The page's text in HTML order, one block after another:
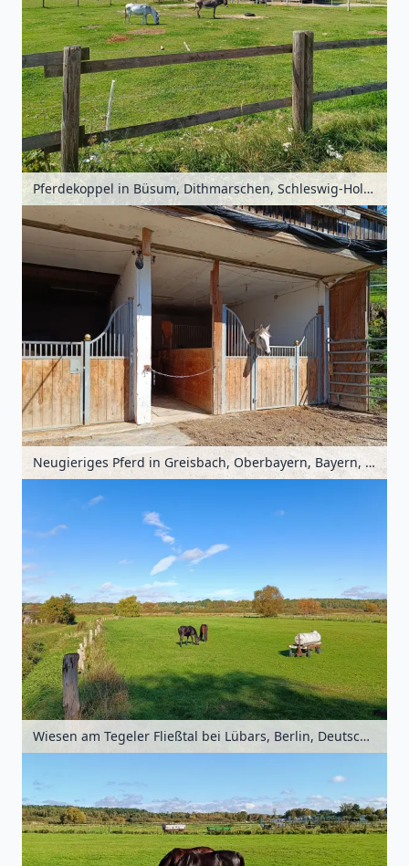
Pferdekoppel in Büsum, Dithmarschen, Schleswig-Holstein, Deutschland
Neugieriges Pferd in Greisbach, Oberbayern, Bayern, Deutschland
Wiesen am Tegeler Fließtal bei Lübars, Berlin, Deutschland